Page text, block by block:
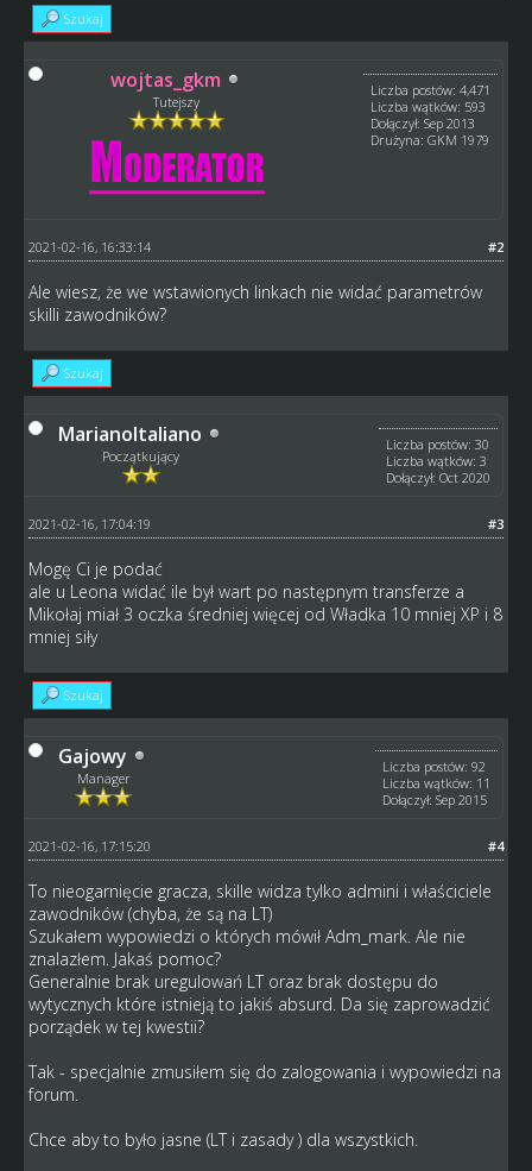
Szukaj
wojtas_gkm
Tutejszy
Liczba postów: 4,471
Liczba wątków: 593
Dołączył: Sep 2013
Drużyna: GKM 1979
#2
2021-02-16, 16:33:14
Ale wiesz, że we wstawionych linkach nie widać parametrów
skilli zawodników?
Szukaj
MarianoItaliano
Początkujący
Liczba postów: 30
Liczba wątków: 3
Dołączył: Oct 2020
#3
2021-02-16, 17:04:19
Mogę Ci je podać
ale u Leona widać ile był wart po następnym transferze a
Mikołaj miał 3 oczka średniej więcej od Władka 10 mniej XP i 8
mniej siły
Szukaj
Gajowy
Manager
Liczba postów: 92
Liczba wątków: 11
Dołączył: Sep 2015
#4
2021-02-16, 17:15:20
To nieogarnięcie gracza, skille widza tylko admini i właściciele
zawodników (chyba, że są na LT)
Szukałem wypowiedzi o których mówił Adm_mark. Ale nie
znalazłem. Jakaś pomoc?
Generalnie brak uregulowań LT oraz brak dostępu do
wytycznych które istnieją to jakiś absurd. Da się zaprowadzić
porządek w tej kwestii?
Tak - specjalnie zmusiłem się do zalogowania i wypowiedzi na
forum.
Chce aby to było jasne (LT i zasady ) dla wszystkich.